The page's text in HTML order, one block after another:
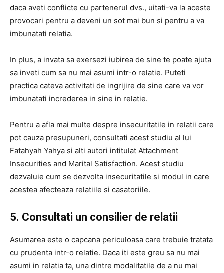
daca aveti conflicte cu partenerul dvs., uitati-va la aceste
provocari pentru a deveni un sot mai bun si pentru a va
imbunatati relatia.
In plus, a invata sa exersezi iubirea de sine te poate ajuta
sa inveti cum sa nu mai asumi intr-o relatie. Puteti
practica cateva activitati de ingrijire de sine care va vor
imbunatati increderea in sine in relatie.
Pentru a afla mai multe despre insecuritatile in relatii care
pot cauza presupuneri, consultati acest studiu al lui
Fatahyah Yahya si alti autori intitulat Attachment
Insecurities and Marital Satisfaction. Acest studiu
dezvaluie cum se dezvolta insecuritatile si modul in care
acestea afecteaza relatiile si casatoriile.
5. Consultati un consilier de relatii
Asumarea este o capcana periculoasa care trebuie tratata
cu prudenta intr-o relatie. Daca iti este greu sa nu mai
asumi in relatia ta, una dintre modalitatile de a nu mai